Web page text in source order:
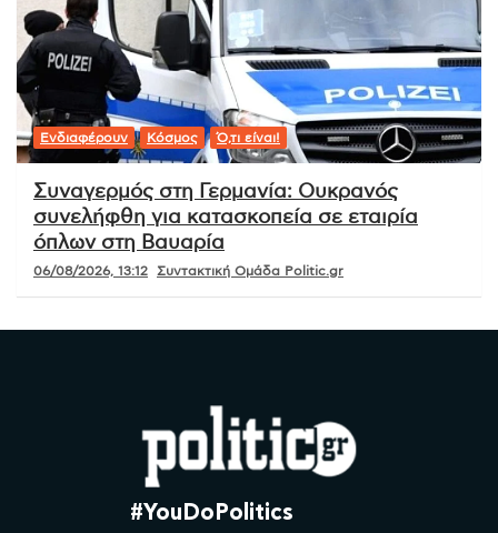
Ενδιαφέρουν Κόσμος Ό,τι είναι!
Συναγερμός στη Γερμανία: Ουκρανός
συνελήφθη για κατασκοπεία σε εταιρία
όπλων στη Βαυαρία
06/08/2026, 13:12 Συντακτική Ομάδα Politic.gr
#YouDoPolitics